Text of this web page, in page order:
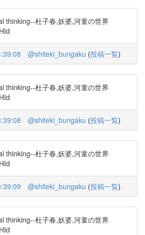
thinking--杜子春,妖婆,河童の世界
@shiteki_bungaku (投稿一覧)
thinking--杜子春,妖婆,河童の世界
@shiteki_bungaku (投稿一覧)
thinking--杜子春,妖婆,河童の世界
@shiteki_bungaku (投稿一覧)
thinking--杜子春,妖婆,河童の世界